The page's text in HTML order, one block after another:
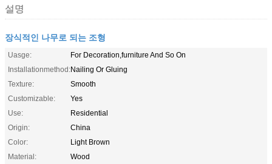
설명
장식적인 나무로 되는 조형
Uasge:
For Decoration,furniture And So On
Installationmethod:Nailing Or Gluing
Texture:
Smooth
Customizable:
Yes
Use:
Residential
Origin:
China
Color:
Light Brown
Material:
Wood